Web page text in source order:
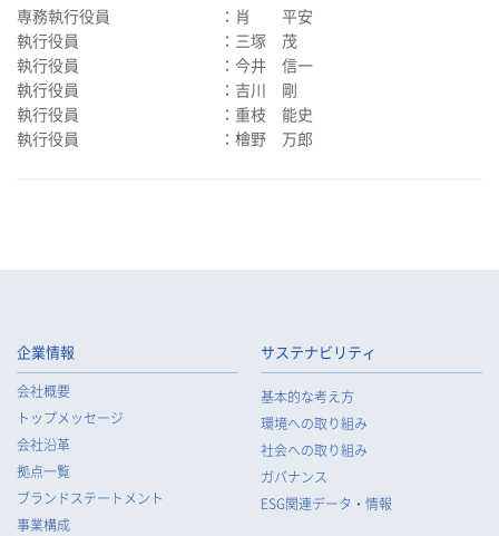
専務執行役員 ：肖 平安
執行役員 ：三塚 茂
執行役員 ：今井 信一
執行役員 ：吉川 剛
執行役員 ：重枝 能史
執行役員 ：檜野 万郎
企業情報
会社概要
トップメッセージ
会社沿革
拠点一覧
ブランドステートメント
事業構成
サステナビリティ
基本的な考え方
環境への取り組み
社会への取り組み
ガバナンス
ESG関連データ・情報